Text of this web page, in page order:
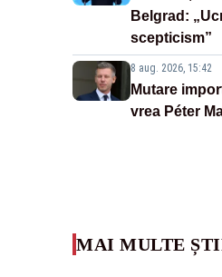
Belgrad:
scepticism”
8 aug. 2026, 15:42
Mutare
vrea Péter
MAI MULTE